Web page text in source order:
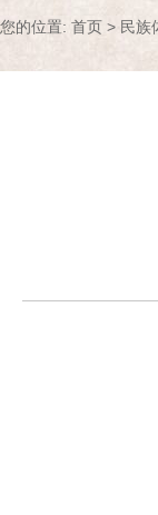
您的位置: 首页 > 民族